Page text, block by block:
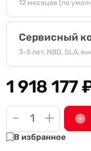
12 месяцев (по
Сервисный
3-5 лет, NBD, SLA,
1 918 177
- +
В избранное